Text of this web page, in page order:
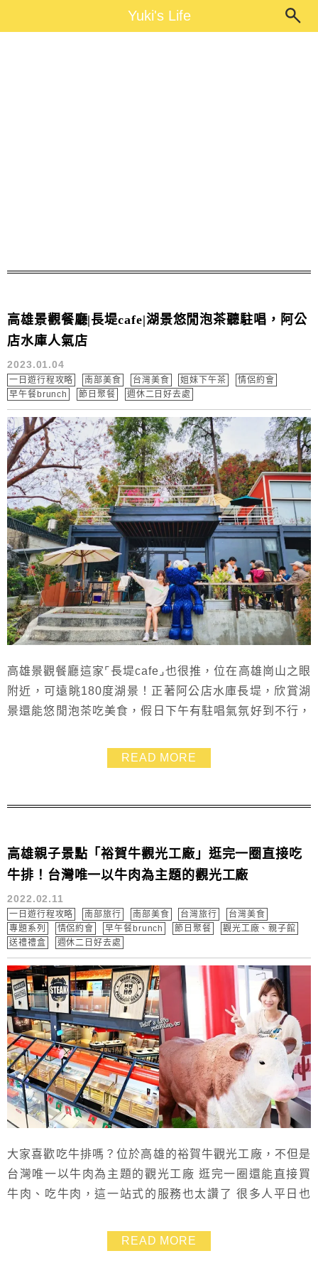
Yuki's LifeYuki's Life
高雄景觀餐廳|長堤cafe|湖景悠閒泡茶聽駐唱，阿公
店水庫人氣店
2023.01.04
一日遊行程攻略 南部美食 台灣美食 姐妹下午茶
情侶約會
早午餐brunch
節日聚餐 週休二日好去處
高雄景觀餐廳這家⌜長堤cafe⌟也很推，位在高雄崗山之眼
附近，可遠眺180度湖景！正著阿公店水庫長堤，欣賞湖
景還能悠閒泡茶吃美食，假日下午有駐唱氣氛好到不行，
輩跟小孩前往，高雄長堤cafe～阿公店水庫人氣咖啡館改
READ MORE
高雄親子景點「裕賀牛觀光工廠」逛完一圈直接吃
牛排！台灣唯一以牛肉為主題的觀光工廠
2022.02.11
一日遊行程攻略 南部旅行 南部美食 台灣旅行
台灣美食
專題系列
情侶約會 早午餐brunch 節日聚餐
觀光工廠、親子館
送禮禮盒
週休二日好去處
大家喜歡吃牛排嗎？位於高雄的裕賀牛觀光工廠，不但是
台灣唯一以牛肉為主題的觀光工廠 逛完一圈還能直接買
牛肉、吃牛肉，這一站式的服務也太讚了 很多人平日也
機會可以帶孩子來參觀一下，館內設計的很漂亮，更是夏
天避暑好去處，除了適合親子同遊也很好拍照
READ MORE